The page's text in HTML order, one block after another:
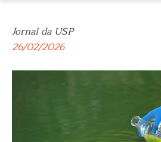
Jornal da USP
26/02/2026